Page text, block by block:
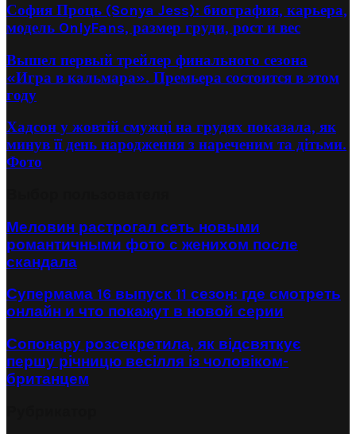
София Проць (Sonya Jess): биография, карьера,
модель OnlyFans, размер груди, рост и вес
Вышел первый трейлер финального сезона
«Игра в кальмара». Премьера состоится в этом
году
Хадсон у жовтій смужці на грудях показала, як
минув її день народження з нареченим та дітьми.
Фото
Меловин растрогал сеть новыми
романтичными фото с женихом после
скандала
Супермама 16 выпуск 11 сезон: где смотреть
онлайн и что покажут в новой серии
Сопонару розсекретила, як відсвяткує
першу річницю весілля із чоловіком-
британцем